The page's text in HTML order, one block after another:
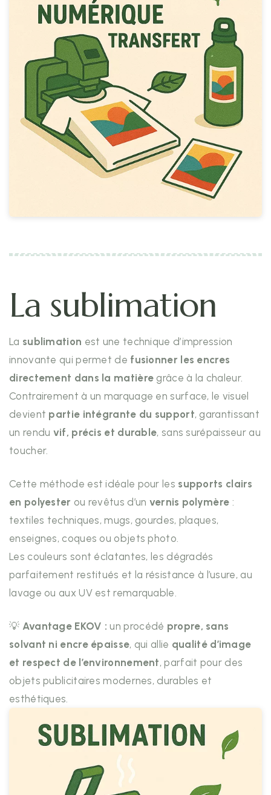
La sublimation
La sublimation est une technique d’impression
innovante qui permet de fusionner les encres
directement dans la matière grâce à la chaleur.
Contrairement à un marquage en surface, le visuel
devient partie intégrante du support, garantissant
un rendu vif, précis et durable, sans surépaisseur au
toucher.
Cette méthode est idéale pour les supports clairs
en polyester ou revêtus d’un vernis polymère :
textiles techniques, mugs, gourdes, plaques,
enseignes, coques ou objets photo.
Les couleurs sont éclatantes, les dégradés
parfaitement restitués et la résistance à l’usure, au
lavage ou aux UV est remarquable.
💡 Avantage EKOV : un procédé propre, sans
solvant ni encre épaisse, qui allie qualité d’image
et respect de l’environnement, parfait pour des
objets publicitaires modernes, durables et
esthétiques.